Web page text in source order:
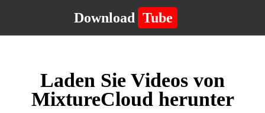
Download Tube
Laden Sie Videos von
MixtureCloud herunter